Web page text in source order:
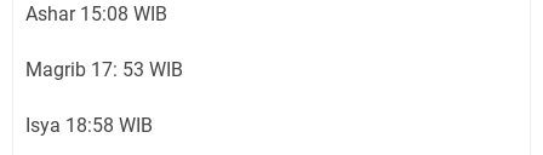
Ashar 15:08 WIB
Magrib 17: 53 WIB
Isya 18:58 WIB